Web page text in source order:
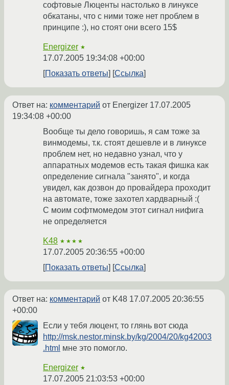
софтовые Люценты настолько в линуксе
обкатаны, что с ними тоже нет проблем в
принципе :), но стоят они всего 15$
Energizer ★
17.07.2005 19:34:08 +00:00
Показать ответы
Ссылка
Ответ на: комментарий от Energizer 17.07.2005
19:34:08 +00:00
Вообще ты дело говоришь, я сам тоже за
винмодемы, т.к. стоят дешевле и в линуксе
проблем нет, но недавно узнал, что у
аппаратных модемов есть такая фишка как
определение сигнала "занято", и когда
увидел, как дозвон до провайдера проходит
на автомате, тоже захотел хардварный :(
С моим софтмомедом этот сигнал нифига
не определяется
K48 ★★★★
17.07.2005 20:36:55 +00:00
Показать ответы
Ссылка
Ответ на: комментарий от K48 17.07.2005 20:36:55
+00:00
Если у тебя люцент, то глянь вот сюда
http://msk.nestor.minsk.by/kg/2004/20/kg42003
.html мне это помогло.
Energizer ★
17.07.2005 21:03:53 +00:00